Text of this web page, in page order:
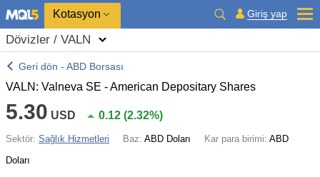
Kotasyon Giriş yap
Dövizler / VALN
Geri dön - ABD Borsası
VALN: Valneva SE - American Depositary Shares
5.30 USD 0.12 (2.32%)
Sektör: Sağlık Hizmetleri Baz: ABD Doları Kar para birimi: ABD
Doları